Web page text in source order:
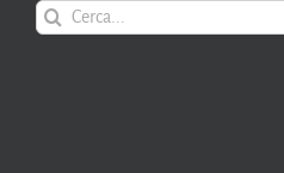
Cerca
per: